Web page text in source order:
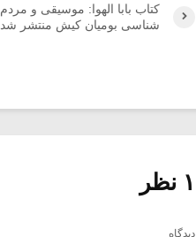
کتاب بابا الهوا: موسیقی و مردم‏
شناسی بومیان کیش منتشر شد
۱ نظر
دیدگاه